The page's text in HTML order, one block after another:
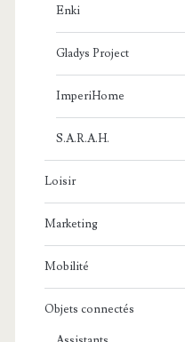
Enki
Gladys Project
ImperiHome
S.A.R.A.H.
Loisir
Marketing
Mobilité
Objets connectés